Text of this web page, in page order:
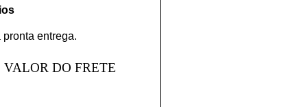
entrega.
DO FRETE